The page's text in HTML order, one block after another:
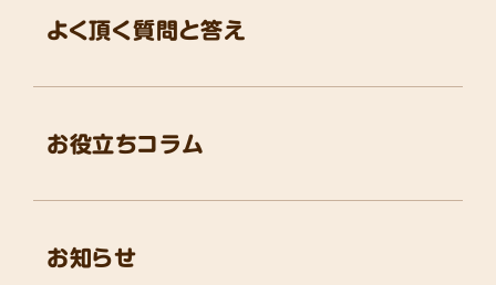
お役立ちコラム
よく頂く質問と答え
お知らせ